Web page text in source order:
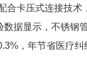
合卡压式连接技术
数据显示，不锈钢
，年节省医疗